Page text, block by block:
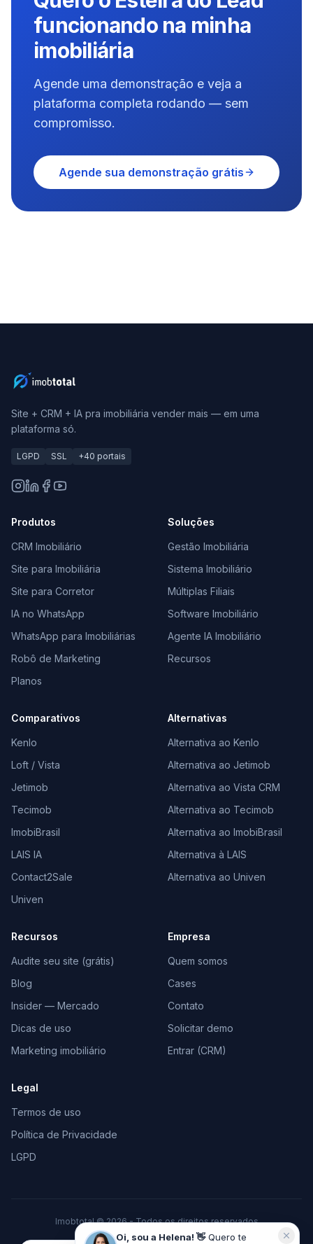
funcionando na minha
imobiliária
Agende uma demonstração e veja a
plataforma completa rodando — sem
compromisso.
Agende sua demonstração grátis
Site + CRM + IA pra imobiliária vender mais — em uma
plataforma só.
LGPD SSL +40 portais
Produtos
CRM Imobiliário
Site para Imobiliária
Site para Corretor
IA no WhatsApp
WhatsApp para Imobiliárias
Robô de Marketing
Planos
Soluções
Gestão Imobiliária
Sistema Imobiliário
Múltiplas Filiais
Software Imobiliário
Agente IA Imobiliário
Recursos
Comparativos
Kenlo
Loft / Vista
Jetimob
Tecimob
ImobiBrasil
LAIS IA
Contact2Sale
Univen
Alternativas
Alternativa ao Kenlo
Alternativa ao Jetimob
Alternativa ao Vista CRM
Alternativa ao Tecimob
Alternativa ao ImobiBrasil
Alternativa à LAIS
Alternativa ao Univen
Recursos
Audite seu site (grátis)
Blog
Insider — Mercado
Dicas de uso
Marketing imobiliário
Empresa
Quem somos
Cases
Contato
Solicitar demo
Entrar (CRM)
Legal
Termos de uso
Política de Privacidade
LGPD
Imobtotal © 2026 - Todos os direitos reservados
Feito com♥para o mercado imobiliário
Oi, sou a Helena! 👋Quero te